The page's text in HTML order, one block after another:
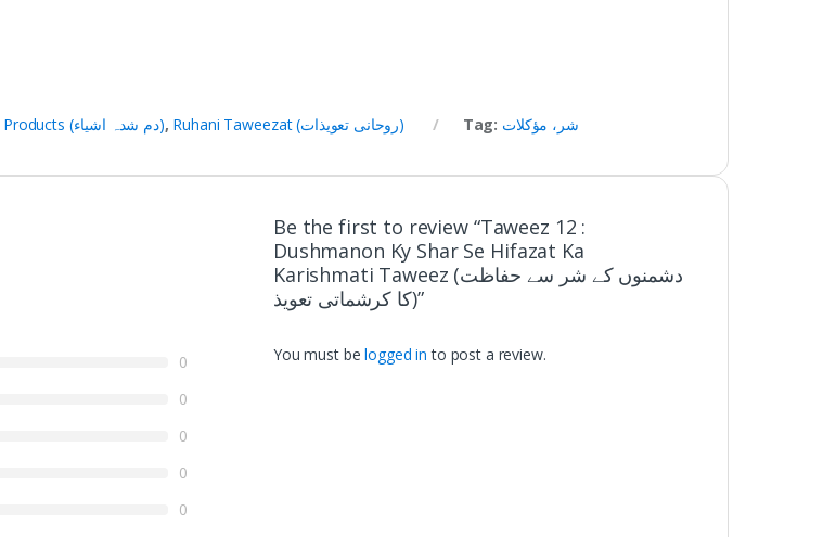
Dum Shuda Products (دم شدہ اشیاء), Ruhani Taweezat (روحانی تعویذات) Tag: شر، مؤکلات
0
0
0
0
0
Be the first to review “Taweez 12 :
Dushmanon Ky Shar Se Hifazat Ka
Karishmati Taweez (دشمنوں کے شر سے حفاظت
کا کرشماتی تعویذ)”
You must belogged in to post a review.